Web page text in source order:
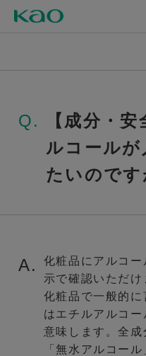
Q.
【成分・
ルコールが
たいのです
A.
化粧品にアルコ
示で確認いただけ
化粧品で一般的に
はエチルアルコ
意味します。全成
「無水アルコー